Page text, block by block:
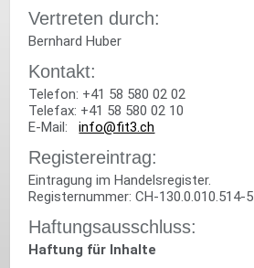
Vertreten durch:
Bernhard Huber
Kontakt:
Telefon: +41 58 580 02 02
Telefax: +41 58 580 02 10
E-Mail:info@fit3.ch
Registereintrag:
Eintragung im Handelsregister.
Registernummer: CH-130.0.010.514-5
Haftungsausschluss:
Haftung für Inhalte